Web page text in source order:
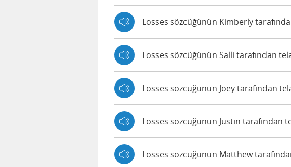
Losses sözcüğünün Kimberly
Losses sözcüğünün Salli tarafından
Losses sözcüğünün Joey tarafından
Losses sözcüğünün Justin tarafından
Losses sözcüğünün Matthew